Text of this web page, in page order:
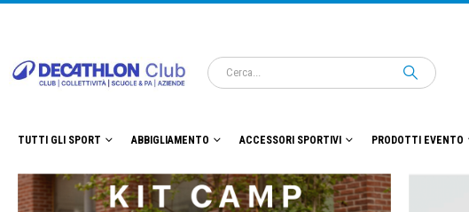
TUTTI GLI SPORT ABBIGLIAMENTO ACCESSORI SPORTIVI PRODOTTI EVENTO